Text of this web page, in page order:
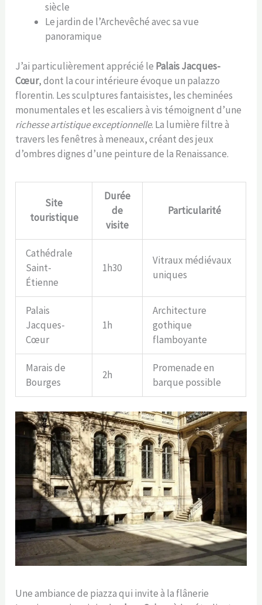
siècle
Le jardin de l’Archevêché avec sa vue
panoramique
J’ai particulièrement apprécié le Palais Jacques-
Cœur, dont la cour intérieure évoque un palazzo
florentin. Les sculptures fantaisistes, les cheminées
monumentales et les escaliers à vis témoignent d’une
richesse artistique exceptionnelle. La lumière filtre à
travers les fenêtres à meneaux, créant des jeux
d’ombres dignes d’une peinture de la Renaissance.
Site
touristique
Durée
de
visite
Particularité
Cathédrale
Saint-
Étienne
1h30
Vitraux médiévaux
uniques
Palais
Jacques-
Cœur
1h
Architecture
gothique
flamboyante
Marais de
Bourges
2h
Promenade en
barque possible
Une ambiance de piazza qui invite à la flânerie